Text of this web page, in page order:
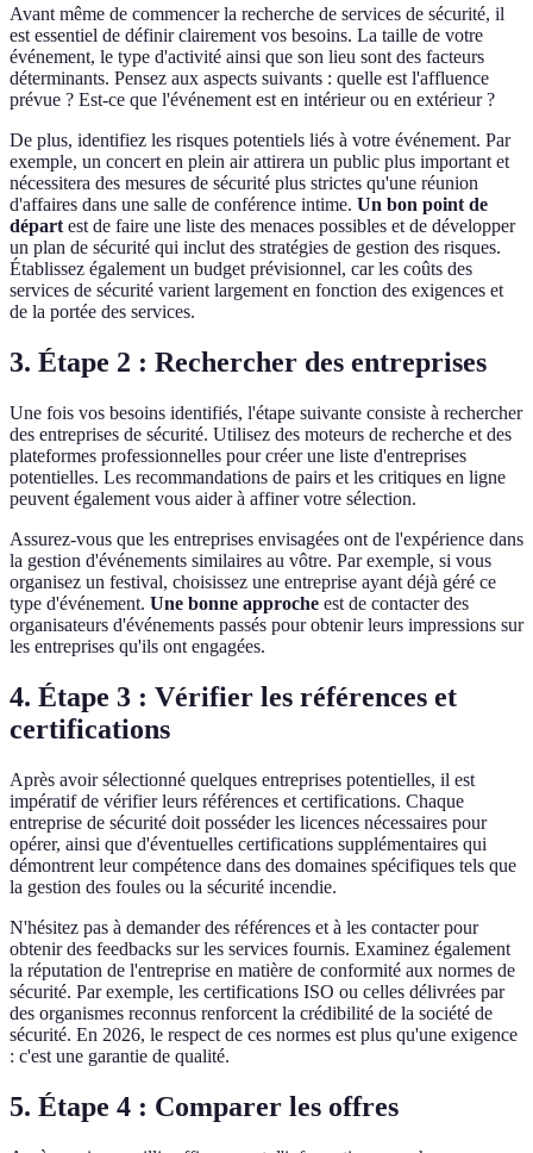
Avant même de commencer la recherche de services de sécurité, il
est essentiel de définir clairement vos besoins. La taille de votre
événement, le type d'activité ainsi que son lieu sont des facteurs
déterminants. Pensez aux aspects suivants : quelle est l'affluence
prévue ? Est-ce que l'événement est en intérieur ou en extérieur ?
De plus, identifiez les risques potentiels liés à votre événement. Par
exemple, un concert en plein air attirera un public plus important et
nécessitera des mesures de sécurité plus strictes qu'une réunion
d'affaires dans une salle de conférence intime. Un bon point de
départ est de faire une liste des menaces possibles et de développer
un plan de sécurité qui inclut des stratégies de gestion des risques.
Établissez également un budget prévisionnel, car les coûts des
services de sécurité varient largement en fonction des exigences et
de la portée des services.
3. Étape 2 : Rechercher des entreprises
Une fois vos besoins identifiés, l'étape suivante consiste à rechercher
des entreprises de sécurité. Utilisez des moteurs de recherche et des
plateformes professionnelles pour créer une liste d'entreprises
potentielles. Les recommandations de pairs et les critiques en ligne
peuvent également vous aider à affiner votre sélection.
Assurez-vous que les entreprises envisagées ont de l'expérience dans
la gestion d'événements similaires au vôtre. Par exemple, si vous
organisez un festival, choisissez une entreprise ayant déjà géré ce
type d'événement. Une bonne approche est de contacter des
organisateurs d'événements passés pour obtenir leurs impressions sur
les entreprises qu'ils ont engagées.
4. Étape 3 : Vérifier les références et
certifications
Après avoir sélectionné quelques entreprises potentielles, il est
impératif de vérifier leurs références et certifications. Chaque
entreprise de sécurité doit posséder les licences nécessaires pour
opérer, ainsi que d'éventuelles certifications supplémentaires qui
démontrent leur compétence dans des domaines spécifiques tels que
la gestion des foules ou la sécurité incendie.
N'hésitez pas à demander des références et à les contacter pour
obtenir des feedbacks sur les services fournis. Examinez également
la réputation de l'entreprise en matière de conformité aux normes de
sécurité. Par exemple, les certifications ISO ou celles délivrées par
des organismes reconnus renforcent la crédibilité de la société de
sécurité. En 2026, le respect de ces normes est plus qu'une exigence
: c'est une garantie de qualité.
5. Étape 4 : Comparer les offres